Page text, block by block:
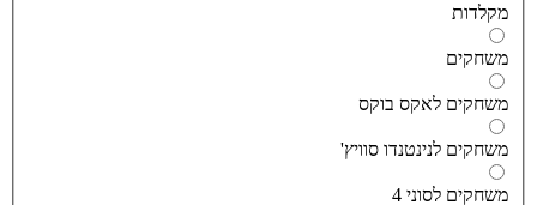
לאקס בוקס
לנינטנדו סוויץ'
לסוני 4